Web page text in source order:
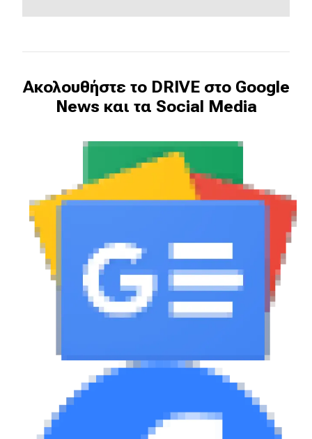
Ακολουθήστε το DRIVE στο Google
News και τα Social Media